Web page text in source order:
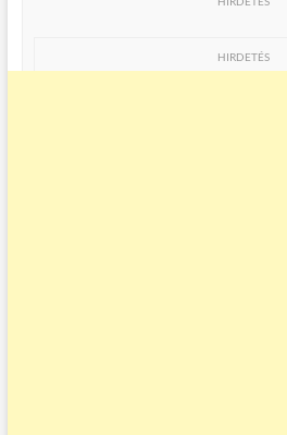
HIRDETÉS